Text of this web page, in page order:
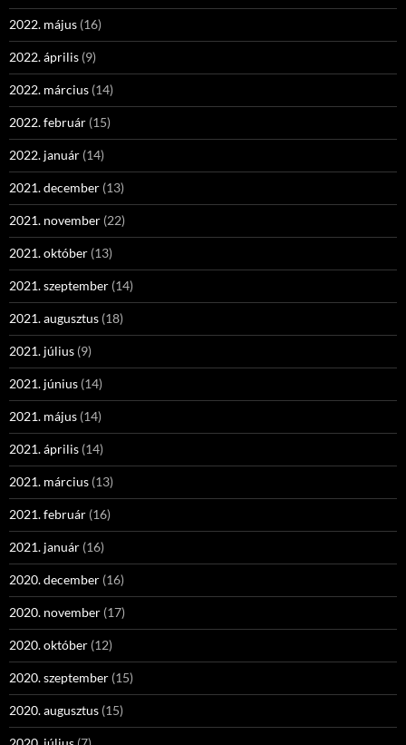
2022. május (16)
2022. április (9)
2022. március (14)
2022. február (15)
2022. január (14)
2021. december (13)
2021. november (22)
2021. október (13)
2021. szeptember (14)
2021. augusztus (18)
2021. július (9)
2021. június (14)
2021. május (14)
2021. április (14)
2021. március (13)
2021. február (16)
2021. január (16)
2020. december (16)
2020. november (17)
2020. október (12)
2020. szeptember (15)
2020. augusztus (15)